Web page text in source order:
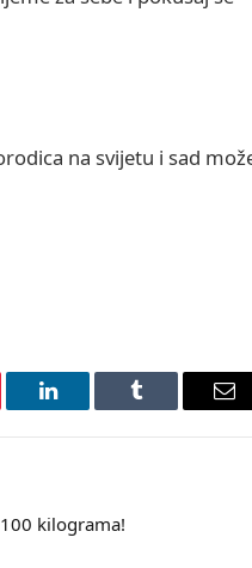
na svijetu i sad
LinkedIn Tumblr
kilograma!